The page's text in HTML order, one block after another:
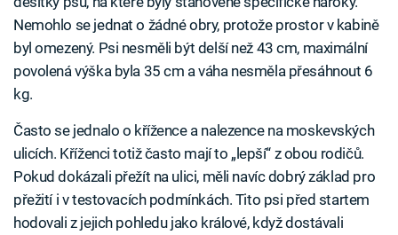
Nemohlo se jednat o žádné obry, protože prostor v kabině
byl omezený. Psi nesměli být delší než 43 cm, maximální
povolená výška byla 35 cm a váha nesměla přesáhnout 6
kg.
Často se jednalo o křížence a nalezence na moskevských
ulicích. Kříženci totiž často mají to „lepší“ z obou rodičů.
Pokud dokázali přežít na ulici, měli navíc dobrý základ pro
přežití i v testovacích podmínkách. Tito psi před startem
hodovali z jejich pohledu jako králové, když dostávali